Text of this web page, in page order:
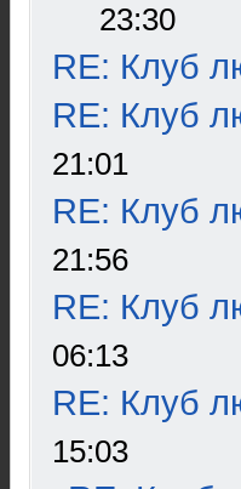
23:30
RE: Клуб
RE: Клуб
21:01
RE: Клуб
21:56
RE: Клуб
06:13
RE: Клуб
15:03